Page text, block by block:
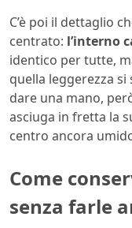
C’è poi il dettaglio
centrato: l’interno
identico per tutte,
quella leggerezza
dare una mano,
asciuga in fretta la
centro ancora
Come
senza farle